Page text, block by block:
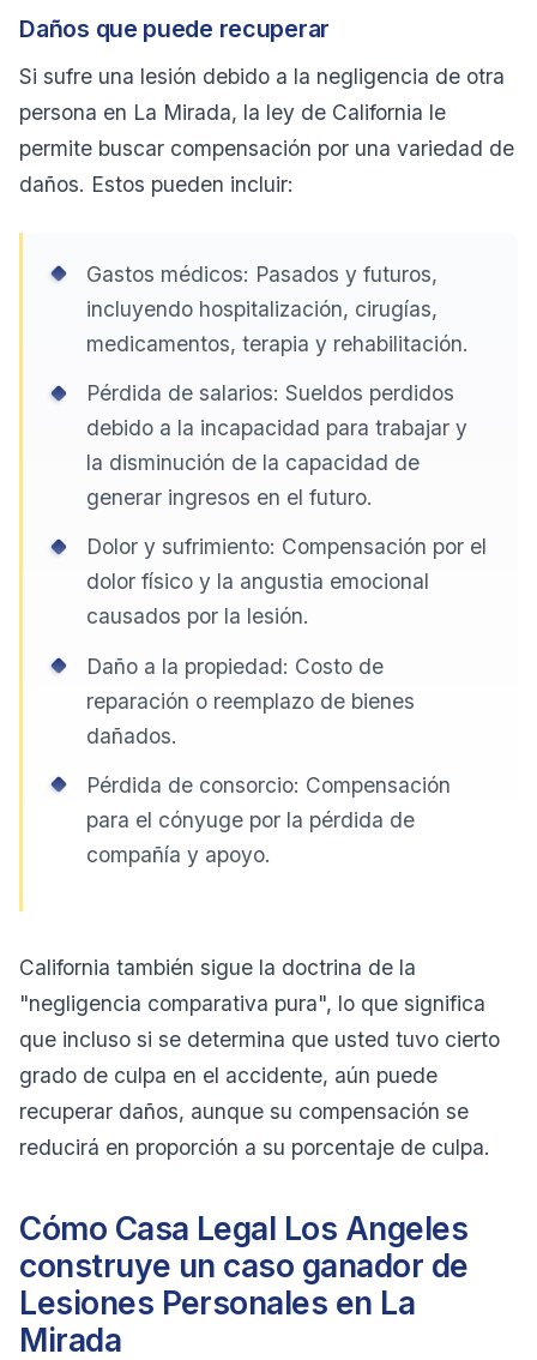
Daños que puede recuperar
Si sufre una lesión debido a la negligencia de otra
persona en La Mirada, la ley de California le
permite buscar compensación por una variedad de
daños. Estos pueden incluir:
Gastos médicos: Pasados y futuros,
incluyendo hospitalización, cirugías,
medicamentos, terapia y rehabilitación.
Pérdida de salarios: Sueldos perdidos
debido a la incapacidad para trabajar y
la disminución de la capacidad de
generar ingresos en el futuro.
Dolor y sufrimiento: Compensación por el
dolor físico y la angustia emocional
causados por la lesión.
Daño a la propiedad: Costo de
reparación o reemplazo de bienes
dañados.
Pérdida de consorcio: Compensación
para el cónyuge por la pérdida de
compañía y apoyo.
California también sigue la doctrina de la
"negligencia comparativa pura", lo que significa
que incluso si se determina que usted tuvo cierto
grado de culpa en el accidente, aún puede
recuperar daños, aunque su compensación se
reducirá en proporción a su porcentaje de culpa.
Cómo Casa Legal Los Angeles
construye un caso ganador de
Lesiones Personales en La
Mirada